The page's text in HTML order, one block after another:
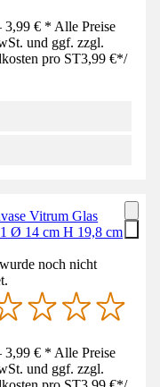
€ * Alle Preise
und ggf. zzgl.
pro ST3,99 €*/
Vitrum Glas
Ø 14 cm H 19,8 cm
noch nicht
€ * Alle Preise
und ggf. zzgl.